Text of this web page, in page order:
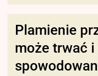
Plamienie
może trwać